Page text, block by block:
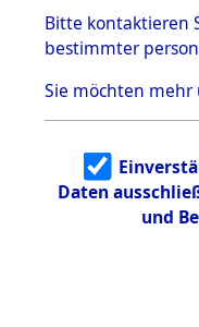
5.3.1
Erhebungen
zu
Todesmärsch
en
5.3.2
Identifizierun
g
5.3.3
Bitte kontaktieren
bestimmter
Sie möchten mehr
Daten
und